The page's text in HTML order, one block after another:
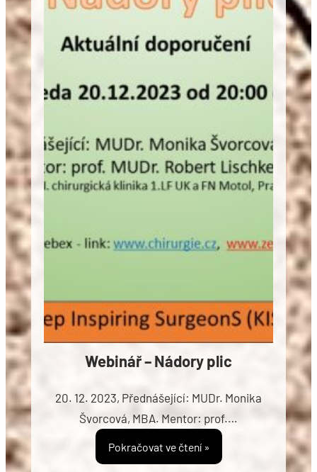
Webinář – Nádory plic
20. 12. 2023, Přednášející: MUDr. Monika
Švorcová, MBA. Mentor: prof.…
Pokračovat ve čtení »